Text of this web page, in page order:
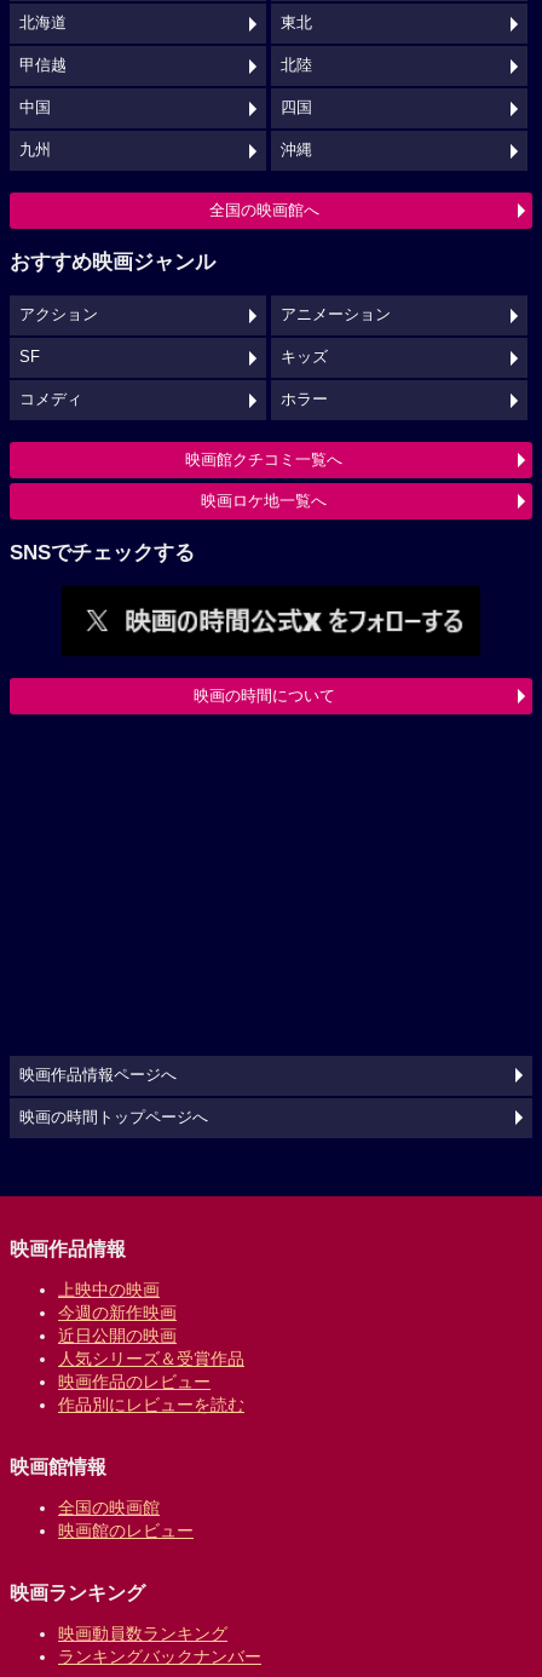
北海道 東北
甲信越 北陸
中国 四国
九州 沖縄
全国の映画館へ
おすすめ映画ジャンル
アクション アニメーション
SF キッズ
コメディ ホラー
映画館クチコミ一覧へ
映画ロケ地一覧へ
SNSでチェックする
映画の時間について
映画作品情報ページへ
映画の時間トップページへ
映画作品情報
上映中の映画
今週の新作映画
近日公開の映画
人気シリーズ＆受賞作品
映画作品のレビュー
作品別にレビューを読む
映画館情報
全国の映画館
映画館のレビュー
映画ランキング
映画動員数ランキング
ランキングバックナンバー